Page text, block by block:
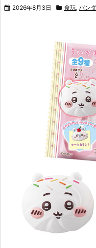
2026年8月3日 食玩, バン